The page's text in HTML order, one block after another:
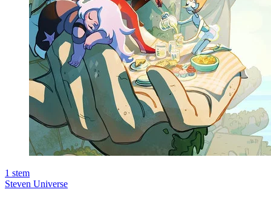
1 stem
Steven Universe